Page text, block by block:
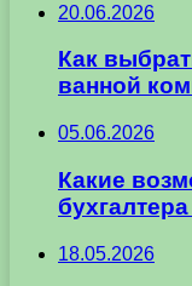
20.06.2026
Как
ванной
05.06.2026
Какие
18.05.2026